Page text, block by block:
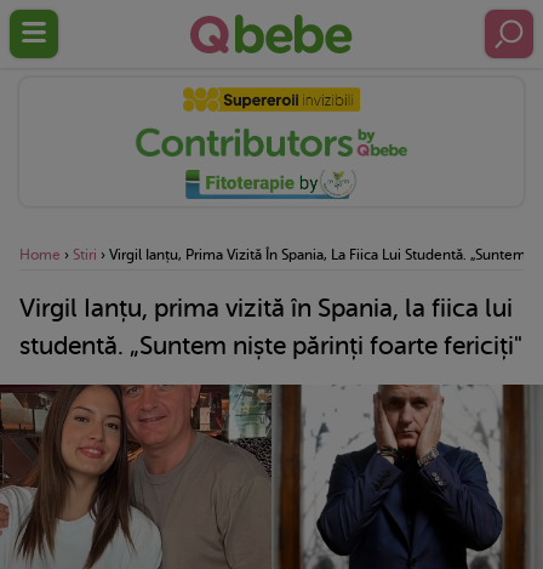
Home › Stiri › Virgil Ianțu, Prima Vizită În Spania, La Fiica Lui Studentă. „Suntem
Virgil Ianțu, prima vizită în Spania, la fiica lui
studentă. „Suntem niște părinți foarte fericiți"